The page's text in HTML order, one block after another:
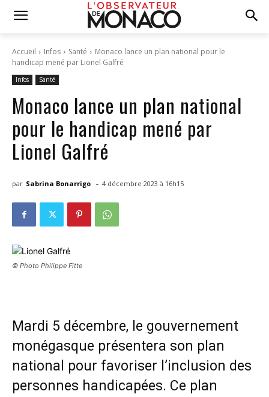
Accueil Infos Santé
Monaco lance un plan national pour le
handicap mené par Lionel Galfré
Infos Santé
Monaco lance un plan national
pour le handicap mené par
Lionel Galfré
par Sabrina Bonarrigo - 4 décembre 2023 à 16h15
© Photo Philippe Fitte
Mardi 5 décembre, le gouvernement
monégasque présentera son plan
national pour favoriser l’inclusion des
personnes handicapées. Ce plan